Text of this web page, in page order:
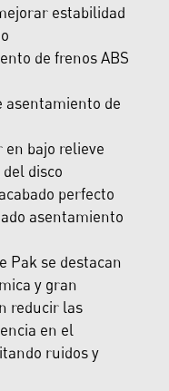
estabilidad
de frenos ABS
asentamiento de
en bajo relieve
disco
perfecto
asentamiento
Pak se destacan
y gran
reducir las
en el
ruidos y